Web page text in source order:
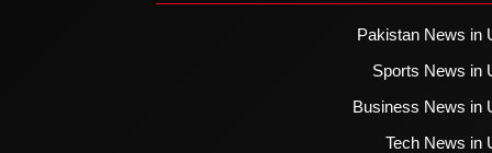
Pakistan News in
Sports News in
Business News in
Tech News in